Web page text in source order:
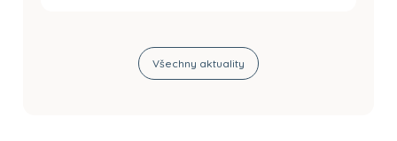
Všechny aktuality